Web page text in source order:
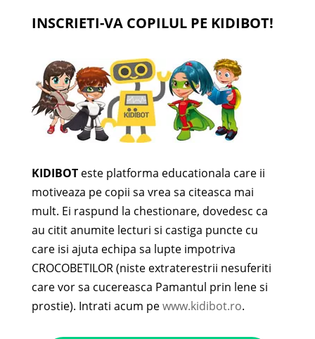
INSCRIETI-VA COPILUL PE KIDIBOT!
KIDIBOTeste platforma educationala care ii
motiveaza pe copii sa vrea sa citeasca mai
mult. Ei raspund la chestionare, dovedesc ca
au citit anumite lecturi si castiga puncte cu
care isi ajuta echipa sa lupte impotriva
CROCOBETILOR (niste extraterestrii nesuferiti
care vor sa cucereasca Pamantul prin lene si
prostie). Intrati acum pewww.kidibot.ro.